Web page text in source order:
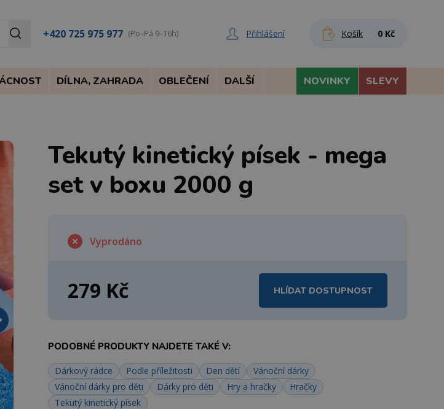
+420 725 975 977 (Po–Pá 9–16h) Přihlášení Košík 0 Kč
DÍLNA, ZAHRADA OBLEČENÍ DALŠÍ NOVINKY SLEVY
Tekutý kinetický písek - mega
set v boxu 2000 g
Vyprodáno
279 Kč HLÍDAT DOSTUPNOST
PODOBNÉ PRODUKTY NAJDETE TAKÉ V:
Dárkový rádce Podle příležitosti Den dětí
Vánoční dárky
Vánoční dárky pro děti
Dárky pro děti Hry a hračky
Hračky
Tekutý kinetický písek